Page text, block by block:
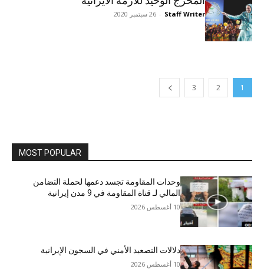
Staff Writer
- 26 سبتمبر 2020
1
2
3
MOST POPULAR
وحدات المقاومة تجسد دعمها لحملة التضامن
المالي لـ قناة المقاومة في 9 مدن إيرانية
10 أغسطس 2026
دلالات التصعيد الأمني في السجون الإيرانية
10 أغسطس 2026